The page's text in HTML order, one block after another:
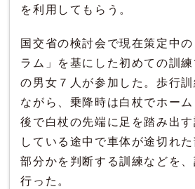
を利用してもらう。
国交省の検討会で現在策定中
ラム」を基にした初めての訓
の男女７人が参加した。歩行
ながら、乗降時は白杖でホー
後で白杖の先端に足を踏み出
している途中で車体が途切れ
部分かを判断する訓練などを
行った。